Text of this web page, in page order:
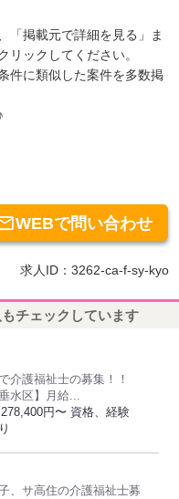
「掲載元で詳細を見る」ま
リックしてください。
件に類似した案件を多数掲
WEBで問い合わせ
求人ID：3262-ca-f-sy-kyo
チェックしています
介護福祉士の募集！！
水区】月給...
円〜 資格、経験
、サ高住の介護福祉士募